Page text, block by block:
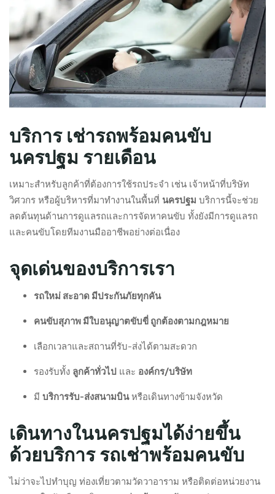
บริการ เช่ารถพร้อมคนขับ
นครปฐม รายเดือน
เหมาะสำหรับลูกค้าที่ต้องการใช้รถประจำ เช่น เจ้าหน้าที่บริษัท
วิศวกร หรือผู้บริหารที่มาทำงานในพื้นที่ นครปฐม บริการนี้จะช่วย
ลดต้นทุนด้านการดูแลรถและการจัดหาคนขับ ทั้งยังมีการดูแลรถ
และคนขับโดยทีมงานมืออาชีพอย่างต่อเนื่อง
จุดเด่นของบริการเรา
รถใหม่ สะอาด มีประกันภัยทุกคัน
คนขับสุภาพ มีใบอนุญาตขับขี่ ถูกต้องตามกฎหมาย
เลือกเวลาและสถานที่รับ-ส่งได้ตามสะดวก
รองรับทั้ง ลูกค้าทั่วไป และ องค์กร/บริษัท
มี บริการรับ-ส่งสนามบินหรือเดินทางข้ามจังหวัด
เดินทางในนครปฐมได้ง่ายขึ้น
ด้วยบริการ รถเช่าพร้อมคนขับ
ไม่ว่าจะไปทำบุญ ท่องเที่ยวตามวัดวาอาราม หรือติดต่อหน่วยงาน